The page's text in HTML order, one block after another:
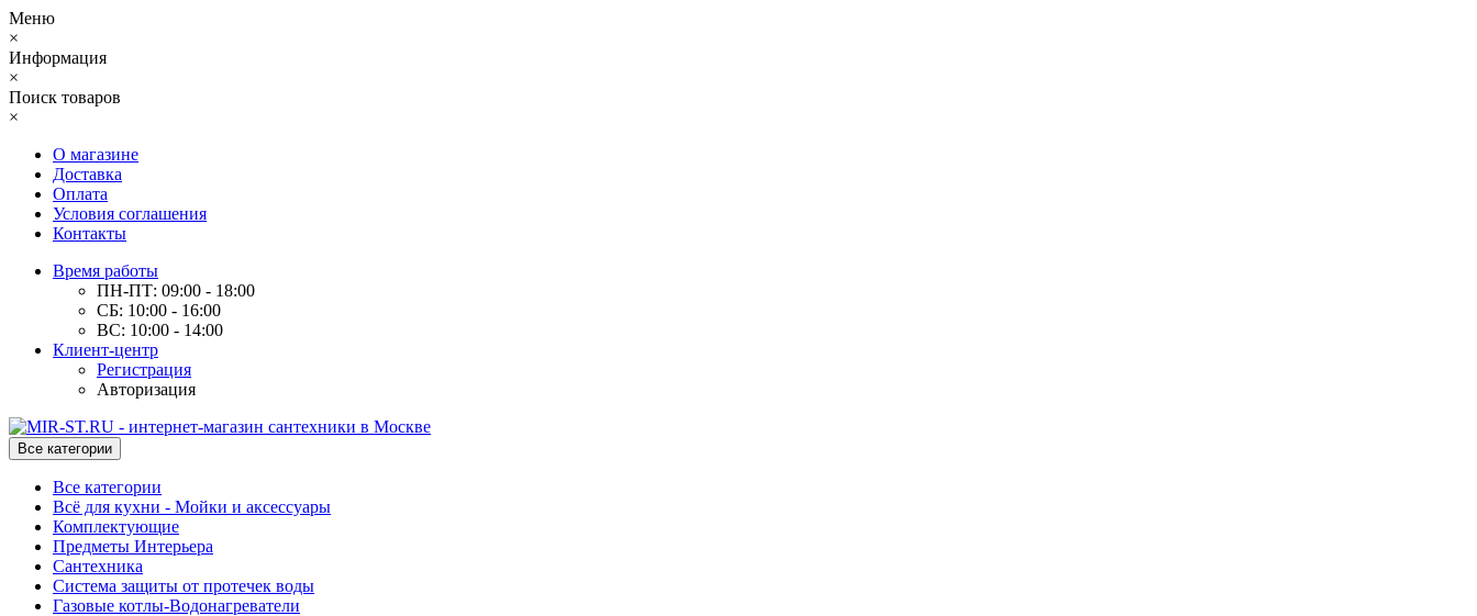
Меню
×
Информация
×
Поиск товаров
×
О магазине
Доставка
Оплата
Условия соглашения
Контакты
Время работы
ПН-ПТ: 09:00 - 18:00
СБ: 10:00 - 16:00
ВС: 10:00 - 14:00
Клиент-центр
Регистрация
Авторизация
Все категории
Все категории
Всё для кухни - Мойки и аксессуары
Комплектующие
Предметы Интерьера
Сантехника
Система защиты от протечек воды
Газовые котлы-Водонагреватели